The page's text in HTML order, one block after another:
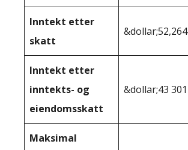
Inntekt etter
skatt
&dollar;52,264
Inntekt etter
inntekts- og
eiendomsskatt
&dollar;43 301
Maksimal